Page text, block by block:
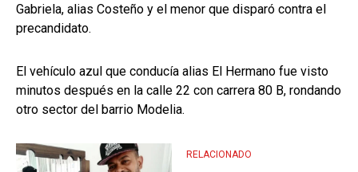
Gabriela, alias Costeño y el menor que disparó contra el
precandidato.
El vehículo azul que conducía alias El Hermano fue visto
minutos después en la calle 22 con carrera 80 B, rondando
otro sector del barrio Modelia.
RELACIONADO